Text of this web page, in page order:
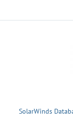
SolarWinds